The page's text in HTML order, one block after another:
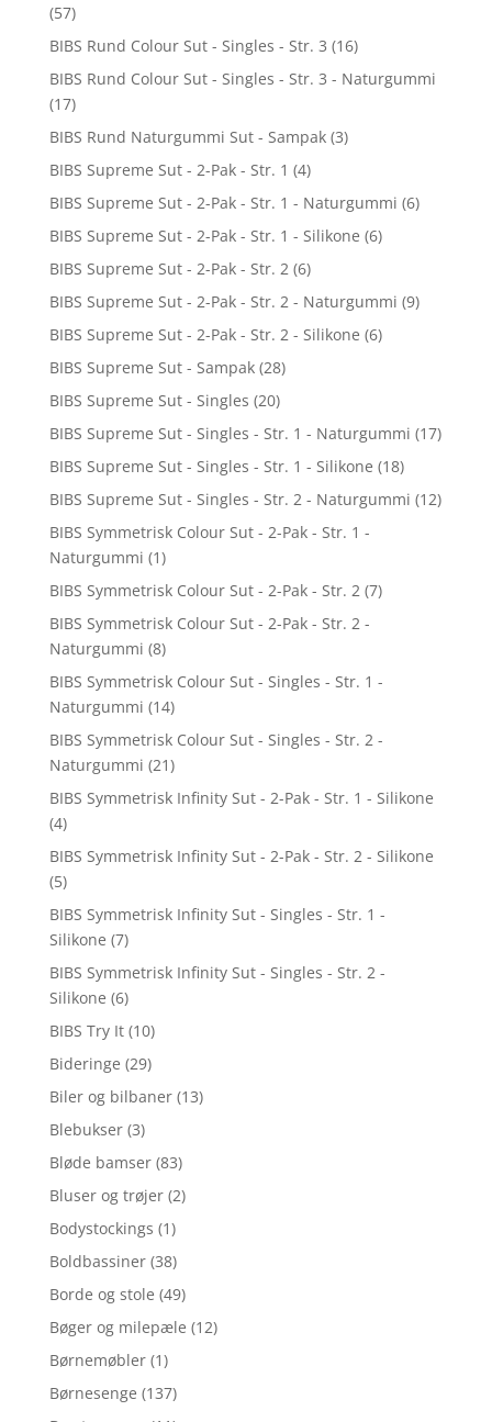
(57)
BIBS Rund Colour Sut - Singles - Str. 3 (16)
BIBS Rund Colour Sut - Singles - Str. 3 - Naturgummi
(17)
BIBS Rund Naturgummi Sut - Sampak (3)
BIBS Supreme Sut - 2-Pak - Str. 1 (4)
BIBS Supreme Sut - 2-Pak - Str. 1 - Naturgummi (6)
BIBS Supreme Sut - 2-Pak - Str. 1 - Silikone (6)
BIBS Supreme Sut - 2-Pak - Str. 2 (6)
BIBS Supreme Sut - 2-Pak - Str. 2 - Naturgummi (9)
BIBS Supreme Sut - 2-Pak - Str. 2 - Silikone (6)
BIBS Supreme Sut - Sampak (28)
BIBS Supreme Sut - Singles (20)
BIBS Supreme Sut - Singles - Str. 1 - Naturgummi (17)
BIBS Supreme Sut - Singles - Str. 1 - Silikone (18)
BIBS Supreme Sut - Singles - Str. 2 - Naturgummi (12)
BIBS Symmetrisk Colour Sut - 2-Pak - Str. 1 -
Naturgummi (1)
BIBS Symmetrisk Colour Sut - 2-Pak - Str. 2 (7)
BIBS Symmetrisk Colour Sut - 2-Pak - Str. 2 -
Naturgummi (8)
BIBS Symmetrisk Colour Sut - Singles - Str. 1 -
Naturgummi (14)
BIBS Symmetrisk Colour Sut - Singles - Str. 2 -
Naturgummi (21)
BIBS Symmetrisk Infinity Sut - 2-Pak - Str. 1 - Silikone
(4)
BIBS Symmetrisk Infinity Sut - 2-Pak - Str. 2 - Silikone
(5)
BIBS Symmetrisk Infinity Sut - Singles - Str. 1 -
Silikone (7)
BIBS Symmetrisk Infinity Sut - Singles - Str. 2 -
Silikone (6)
BIBS Try It (10)
Bideringe (29)
Biler og bilbaner (13)
Blebukser (3)
Bløde bamser (83)
Bluser og trøjer (2)
Bodystockings (1)
Boldbassiner (38)
Borde og stole (49)
Bøger og milepæle (12)
Børnemøbler (1)
Børnesenge (137)